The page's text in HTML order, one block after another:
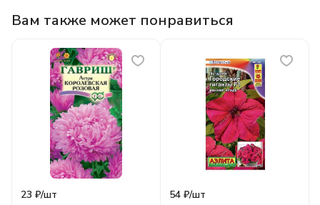
Вам также может понравиться
23 ₽/шт
54 ₽/шт